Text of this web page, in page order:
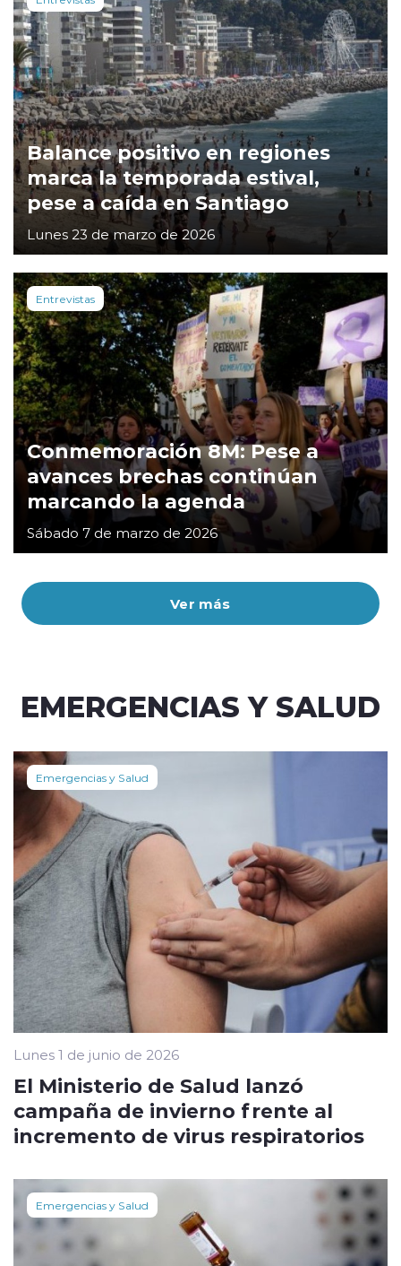
Ver más
Balance positivo en regiones
marca la temporada estival,
pese a caída en Santiago
Lunes 23 de marzo de 2026
Entrevistas
Conmemoración 8M: Pese a
avances brechas continúan
marcando la agenda
Sábado 7 de marzo de 2026
EMERGENCIAS Y SALUD
Emergencias y Salud
Lunes 1 de junio de 2026
El Ministerio de Salud lanzó
campaña de invierno frente al
incremento de virus respiratorios
Emergencias y Salud